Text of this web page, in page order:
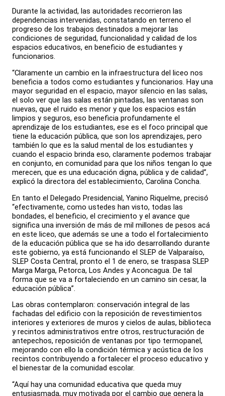
Durante la actividad, las autoridades recorrieron las
dependencias intervenidas, constatando en terreno el
progreso de los trabajos destinados a mejorar las
condiciones de seguridad, funcionalidad y calidad de los
espacios educativos, en beneficio de estudiantes y
funcionarios.
“Claramente un cambio en la infraestructura del liceo nos
beneficia a todos como estudiantes y funcionarios. Hay una
mayor seguridad en el espacio, mayor silencio en las salas,
el solo ver que las salas están pintadas, las ventanas son
nuevas, que el ruido es menor y que los espacios están
limpios y seguros, eso beneficia profundamente el
aprendizaje de los estudiantes, ese es el foco principal que
tiene la educación pública, que son los aprendizajes, pero
también lo que es la salud mental de los estudiantes y
cuando el espacio brinda eso, claramente podemos trabajar
en conjunto, en comunidad para que los niños tengan lo que
merecen, que es una educación digna, pública y de calidad”,
explicó la directora del establecimiento, Carolina Concha.
En tanto el Delegado Presidencial, Yanino Riquelme, precisó
“efectivamente, como ustedes han visto, todas las
bondades, el beneficio, el crecimiento y el avance que
significa una inversión de más de mil millones de pesos acá
en este liceo, que además se une a todo el fortalecimiento
de la educación pública que se ha ido desarrollando durante
este gobierno, ya está funcionando el SLEP de Valparaíso,
SLEP Costa Central, pronto el 1 de enero, se traspasa SLEP
Marga Marga, Petorca, Los Andes y Aconcagua. De tal
forma que se va a fortaleciendo en un camino sin cesar, la
educación pública”.
Las obras contemplaron: conservación integral de las
fachadas del edificio con la reposición de revestimientos
interiores y exteriores de muros y cielos de aulas, biblioteca
y recintos administrativos entre otros, restructuración de
antepechos, reposición de ventanas por tipo termopanel,
mejorando con ello la condición térmica y acústica de los
recintos contribuyendo a fortalecer el proceso educativo y
el bienestar de la comunidad escolar.
“Aquí hay una comunidad educativa que queda muy
entusiasmada, muy motivada por el cambio que genera la